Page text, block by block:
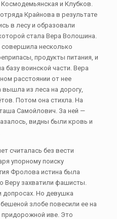
и Клубков.
Крайнова в результате
в лесу и образовали
стала Вера Волошина.
несколько
продукты питания, и
базу воинской части. Вера
расстоянии от нее
вышла из леса на дорогу,
Потом она стихла. На
Самойлович. За ней —
видны были кровь и
считалась без вести
упорному поиску
Фролова истина была
Веру захватили фашисты.
допросах. Но девушка
злобе повесили ее на
иве. Это